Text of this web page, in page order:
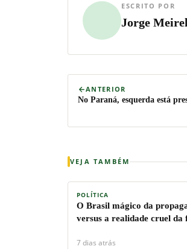
ESCRITO POR
Jorge
ANTERIOR
No Paraná, esquerda está
VEJA TAMBÉM
POLÍTICA
O Brasil mágico da
versus a realidade cruel da
7 dias atrás